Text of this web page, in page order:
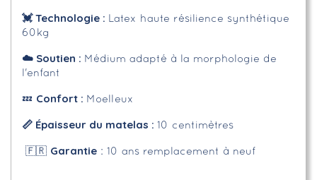
💓Technologie : Latex haute résilience synthétique
60kg
☁️ Soutien : Médium adapté à la morphologie de
l'enfant
💤 Confort : Moelleux
📏 Épaisseur du matelas : 10 centimètres
🇫🇷 Garantie : 10 ans remplacement à neuf